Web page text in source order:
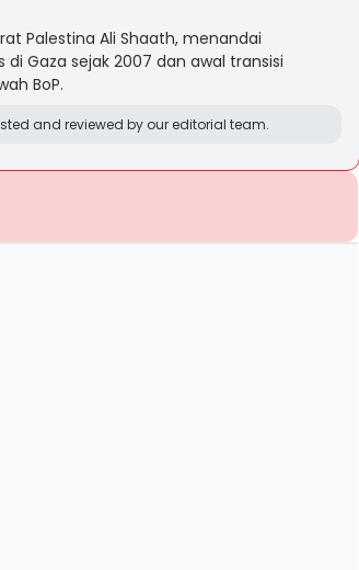
Palestina Ali Shaath, menandai
Gaza sejak 2007 dan awal transisi
BoP.
and reviewed by our editorial team.